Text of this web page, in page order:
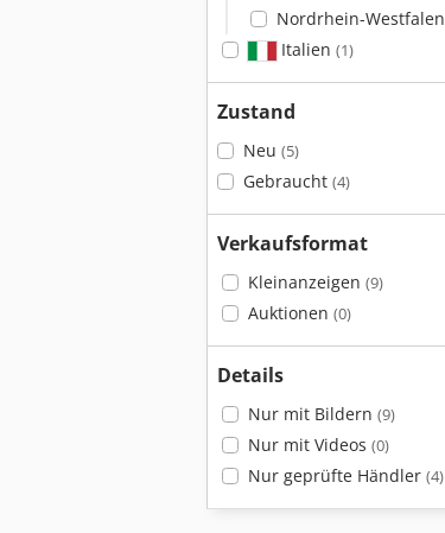
Nordrhein-Westfalen
Italien (1)
Zustand
Neu (5)
Gebraucht (4)
Verkaufsformat
Kleinanzeigen (9)
Auktionen (0)
Details
Nur mit Bildern (9)
Nur mit Videos (0)
Nur geprüfte Händler (4)